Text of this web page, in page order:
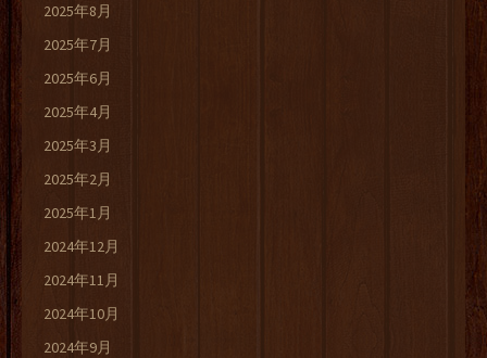
2025年8月
2025年7月
2025年6月
2025年4月
2025年3月
2025年2月
2025年1月
2024年12月
2024年11月
2024年10月
2024年9月